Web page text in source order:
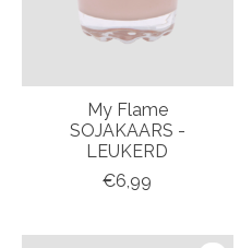
My Flame
SOJAKAARS -
LEUKERD
€6,99